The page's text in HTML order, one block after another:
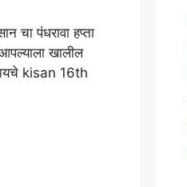
चा पंधरावा हप्ता
खालील
kisan 16th